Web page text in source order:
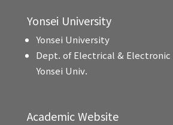
Yonsei University
Yonsei University
Dept. of Electrical & Electronic
Yonsei Univ.
Academic Website